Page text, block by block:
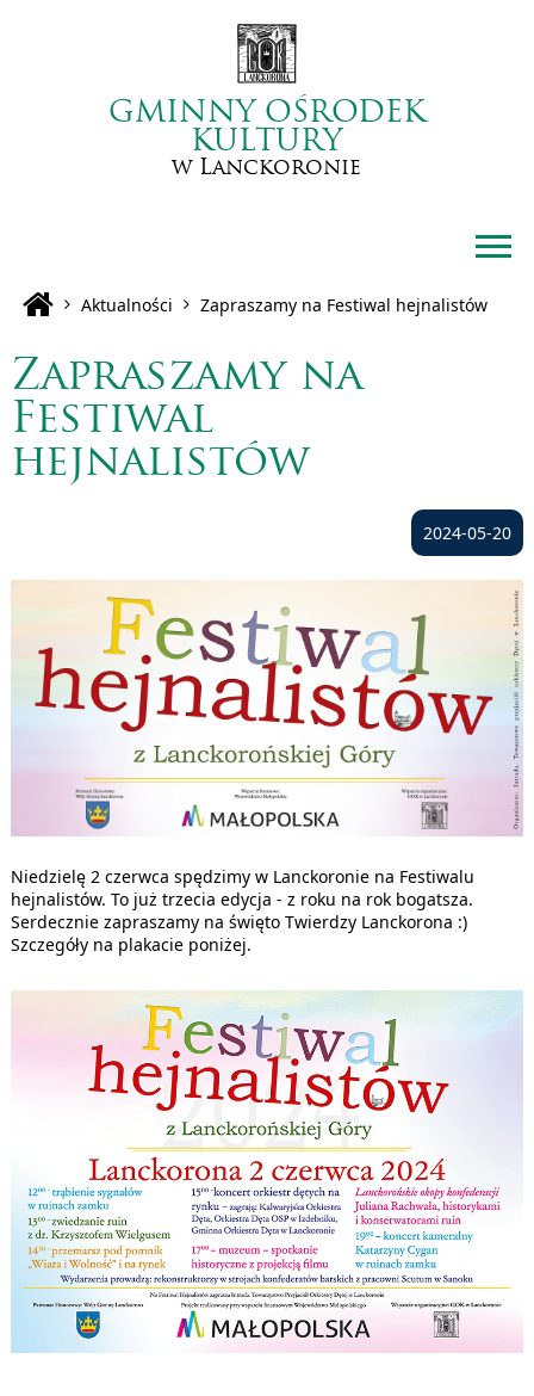
GMINNY OŚRODEK
KULTURY
w Lanckoronie
Aktualności Zapraszamy na Festiwal hejnalistów
Zapraszamy na
Festiwal
hejnalistów
2024-05-20
Niedzielę 2 czerwca spędzimy w Lanckoronie na Festiwalu
hejnalistów. To już trzecia edycja - z roku na rok bogatsza.
Serdecznie zapraszamy na święto Twierdzy Lanckorona :)
Szczegóły na plakacie poniżej.